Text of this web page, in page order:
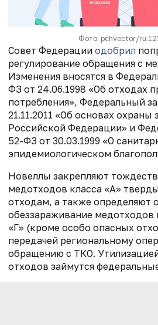
Фото: pchvector/
Совет Федерации одобрил
регулирование обращения с
Изменения вносятся в
ФЗ от 24.06.1998 «Об отходах
потребления», Федеральный
21.11.2011 «Об основах охраны
Российской Федерации» и
52-ФЗ от 30.03.1999 «О
эпидемиологическом
Новеллы закрепляют
медотходов класса «А»
отходам, а также определяют
обеззараживание медотходов
«Г» (кроме особо опасных
передачей региональному
обращению с ТКО.
отходов займутся